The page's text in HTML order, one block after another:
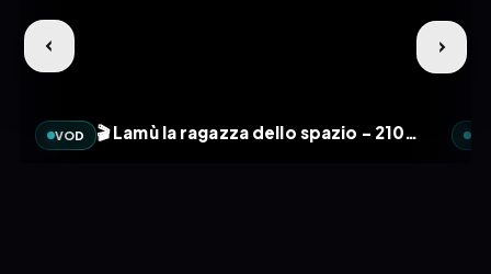
VOD 🎬 Lamù la ragazza dello spazio - 210 - Compito In Classe [126.0MB]